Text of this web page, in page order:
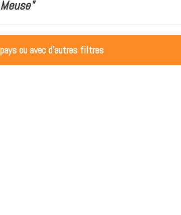
ou avec d'autres filtres